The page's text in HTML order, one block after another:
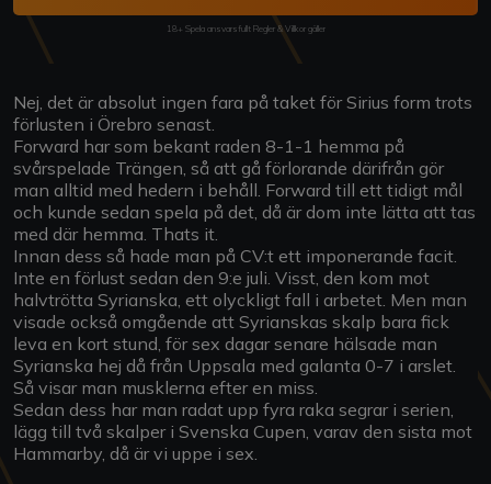
18+ Spela ansvarsfullt Regler & Villkor gäller
Nej, det är absolut ingen fara på taket för Sirius form trots
förlusten i Örebro senast.
Forward har som bekant raden 8-1-1 hemma på
svårspelade Trängen, så att gå förlorande därifrån gör
man alltid med hedern i behåll. Forward till ett tidigt mål
och kunde sedan spela på det, då är dom inte lätta att tas
med där hemma. Thats it.
Innan dess så hade man på CV:t ett imponerande facit.
Inte en förlust sedan den 9:e juli. Visst, den kom mot
halvtrötta Syrianska, ett olyckligt fall i arbetet. Men man
visade också omgående att Syrianskas skalp bara fick
leva en kort stund, för sex dagar senare hälsade man
Syrianska hej då från Uppsala med galanta 0-7 i arslet.
Så visar man musklerna efter en miss.
Sedan dess har man radat upp fyra raka segrar i serien,
lägg till två skalper i Svenska Cupen, varav den sista mot
Hammarby, då är vi uppe i sex.